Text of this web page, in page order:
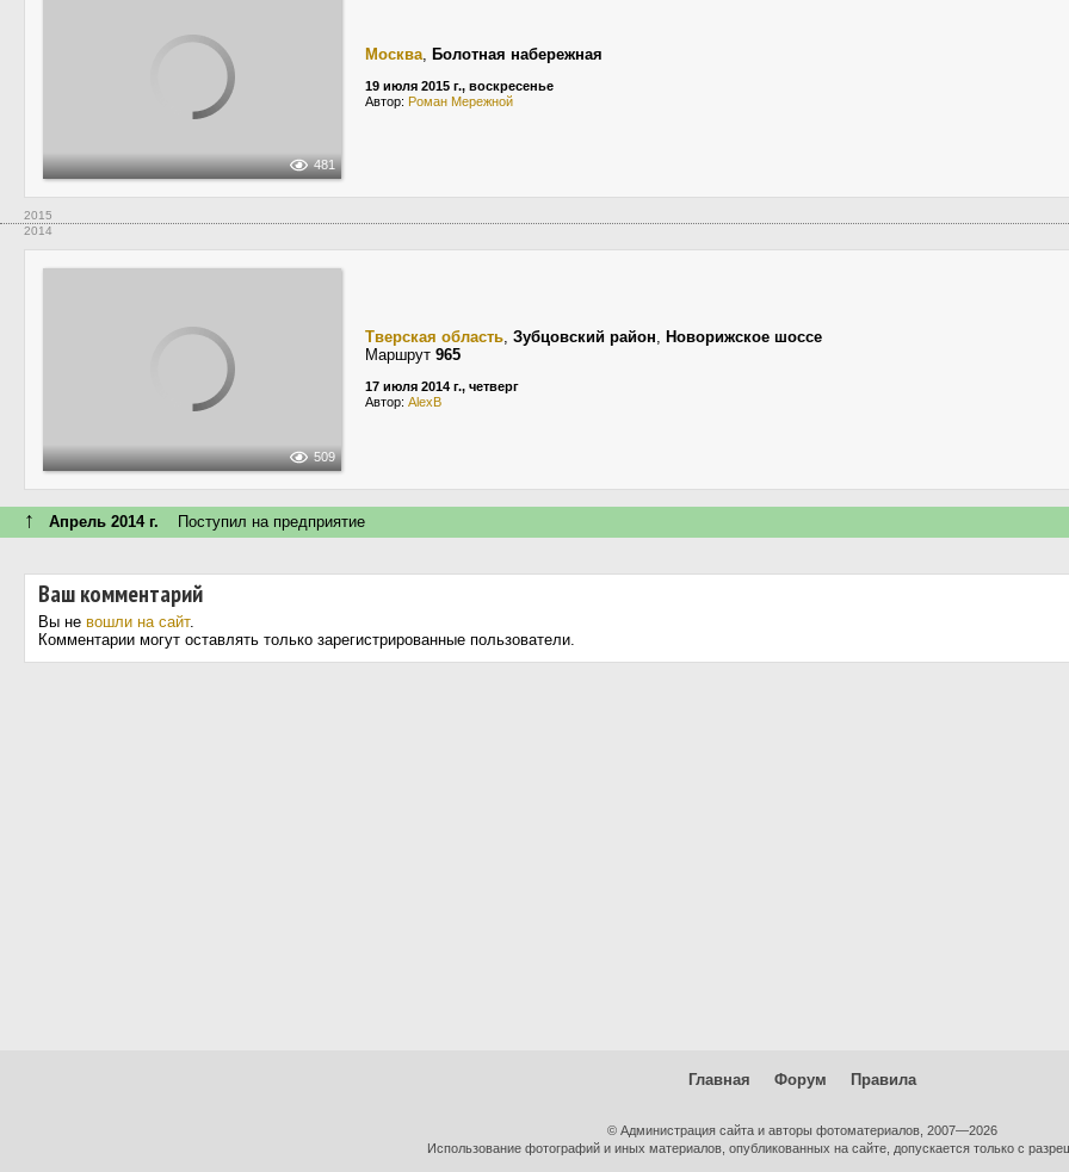
481
Москва, Болотная набережная
19 июля 2015 г., воскресенье
Автор: Роман Мережной
2015
2014
509
Тверская область, Зубцовский район, Новорижское шоссе
Маршрут 965
17 июля 2014 г., четверг
Автор: AlexB
↑ Апрель 2014 г. Поступил на предприятие
Ваш комментарий
Вы не вошли на сайт.
Комментарии могут оставлять только зарегистрированные пользователи.
Главная Форум Правила
© Администрация сайта и авторы фотоматериалов, 2007—2026
Использование фотографий и иных материалов, опубликованных на сайте, допускается только с